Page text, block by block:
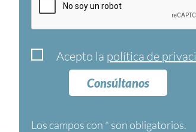
Acepto la política de
Consúltanos
Los campos con * son obligatorios